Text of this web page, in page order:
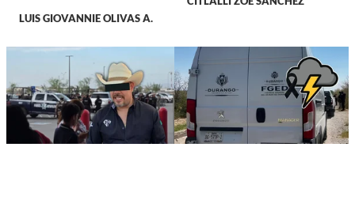
LUIS GIOVANNIE OLIVAS A.